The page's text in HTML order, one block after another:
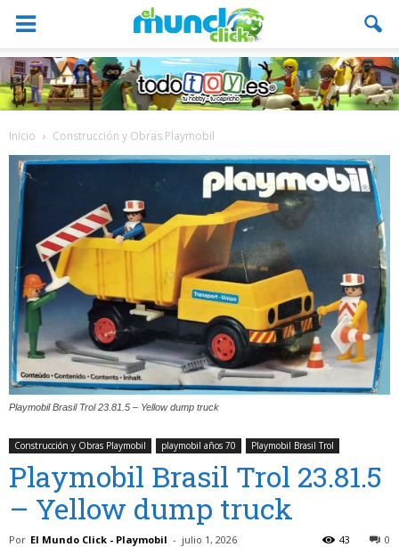
Inicio Construcción y Obras Playmobil
Playmobil Brasil Trol 23.81.5 – Yellow dump truck
Construcción y Obras Playmobil playmobil años 70 Playmobil Brasil Trol
Playmobil Brasil Trol 23.81.5
– Yellow dump truck
Por El Mundo Click - Playmobil - julio 1, 2026 0
43